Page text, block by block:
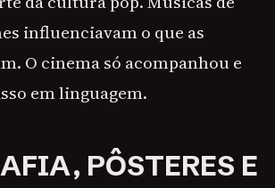
influenciavam o que as
O cinema só acompanhou e
em linguagem.
PÔSTERES E